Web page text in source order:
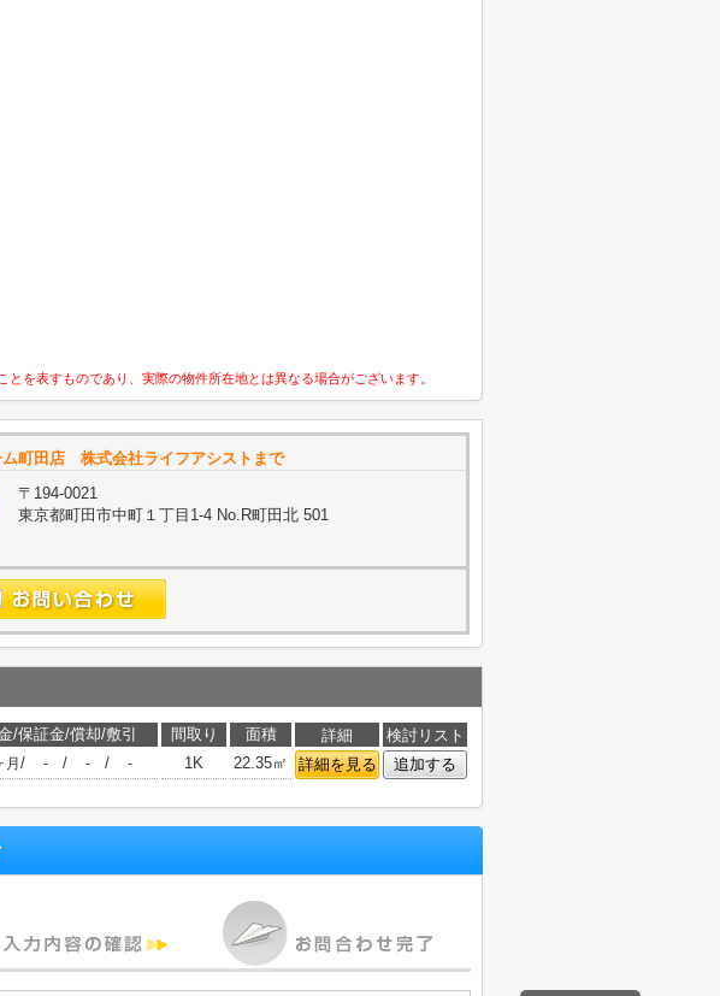
を表すものであり、実際の物件所在地とは異なる場合がございます。
ム町田店 株式会社ライフアシストまで
〒194-0021
東京都町田市中町１丁目1-4 No.R町田北 501
/保証金/償却/敷引 間取り 面積 詳細
検討リスト
月 / - / - / - 1K 22.35㎡ 詳細を見る 追加する